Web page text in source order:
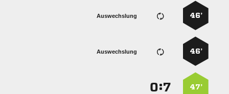
46’
Auswechslung
46’
Auswechslung
47’
: